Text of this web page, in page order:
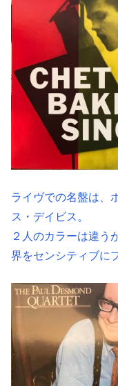
ライヴでの名盤は、
ス・デイビス。
２人のカラーは違う
界をセンシティブに